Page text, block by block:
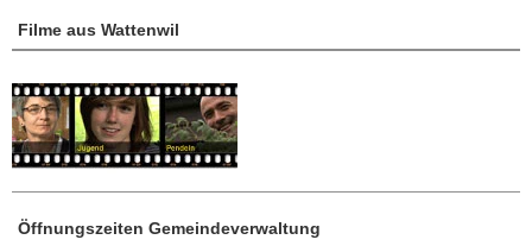
Öffnungszeiten Gemeindeverwaltung
Filme aus Wattenwil